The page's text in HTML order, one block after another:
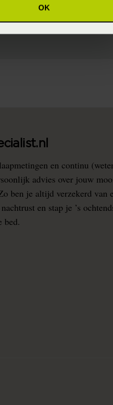
OK
en continu
advies over jouw
ben je altijd verzekerd van
en stap je ’s
bed.